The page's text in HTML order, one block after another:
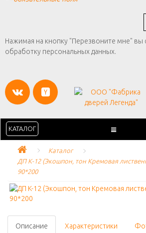
Нажимая на кнопку "Перезвоните мне" вы
обработку персональных данных.
КАТАЛОГ
Каталог
ДП K-12 (Экошпон, тон Кремовая
90*200
Описание Характеристики